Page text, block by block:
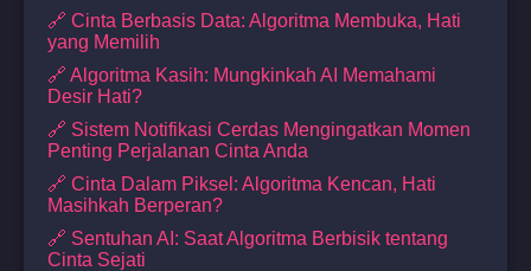
🔗 Cinta Berbasis Data: Algoritma Membuka, Hati
yang Memilih
🔗 Algoritma Kasih: Mungkinkah AI Memahami
Desir Hati?
🔗 Sistem Notifikasi Cerdas Mengingatkan Momen
Penting Perjalanan Cinta Anda
🔗 Cinta Dalam Piksel: Algoritma Kencan, Hati
Masihkah Berperan?
🔗 Sentuhan AI: Saat Algoritma Berbisik tentang
Cinta Sejati